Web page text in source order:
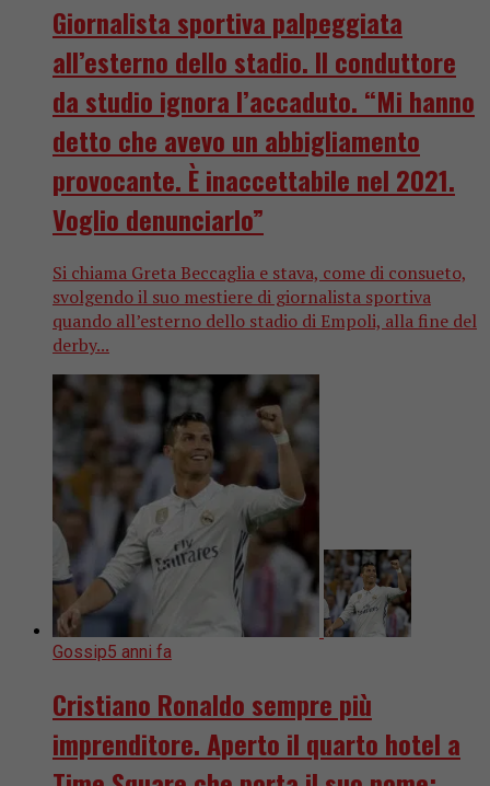
Giornalista sportiva palpeggiata
all’esterno dello stadio. Il conduttore
da studio ignora l’accaduto. “Mi hanno
detto che avevo un abbigliamento
provocante. È inaccettabile nel 2021.
Voglio denunciarlo”
Si chiama Greta Beccaglia e stava, come di consueto,
svolgendo il suo mestiere di giornalista sportiva
quando all’esterno dello stadio di Empoli, alla fine del
derby...
Gossip5 anni fa
Cristiano Ronaldo sempre più
imprenditore. Aperto il quarto hotel a